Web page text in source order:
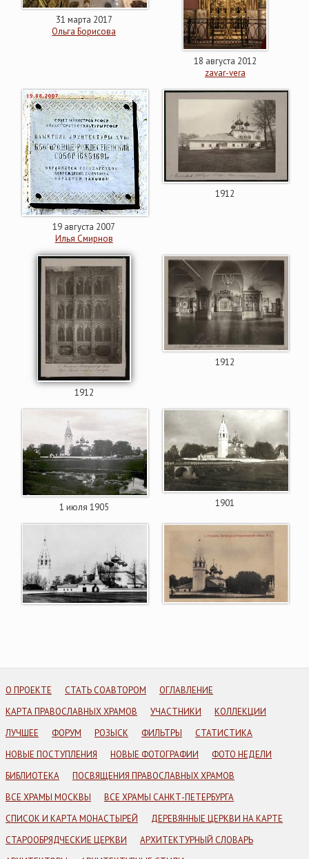
31 марта 2017
Ольга Борисова
18 августа 2012
zavar-vera
19 августа 2007
Илья Смирнов
1912
1912
1912
1 июля 1905 1901
О ПРОЕКТЕ СТАТЬ СОАВТОРОМ
ОГЛАВЛЕНИЕ
КАРТА ПРАВОСЛАВНЫХ ХРАМОВ
УЧАСТНИКИ
КОЛЛЕКЦИИ
ЛУЧШЕЕ
ФОРУМ РОЗЫСК ФИЛЬТРЫ
СТАТИСТИКА
НОВЫЕ ПОСТУПЛЕНИЯ
НОВЫЕ ФОТОГРАФИИ
ФОТО НЕДЕЛИ
БИБЛИОТЕКА
ПОСВЯЩЕНИЯ ПРАВОСЛАВНЫХ ХРАМОВ
ВСЕ ХРАМЫ МОСКВЫ
ВСЕ ХРАМЫ САНКТ-ПЕТЕРБУРГА
СПИСОК И КАРТА МОНАСТЫРЕЙ
ДЕРЕВЯННЫЕ ЦЕРКВИ НА КАРТЕ
СТАРООБРЯДЧЕСКИЕ ЦЕРКВИ
АРХИТЕКТУРНЫЙ СЛОВАРЬ